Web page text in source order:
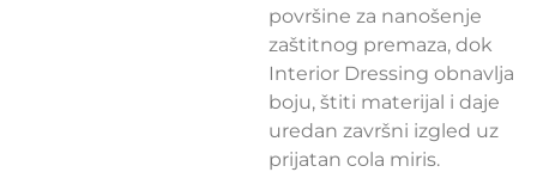
površine za nanošenje
zaštitnog premaza, dok
Interior Dressing obnavlja
boju, štiti materijal i daje
uredan završni izgled uz
prijatan cola miris.